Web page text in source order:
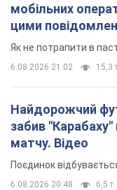
мобільних
цими
Як не потрапити в
6.08.2026 21:02 15,3
Найдорожчий
забив
матчу. Відео
Поєдинок
6.08.2026 20:48 6,5 т.